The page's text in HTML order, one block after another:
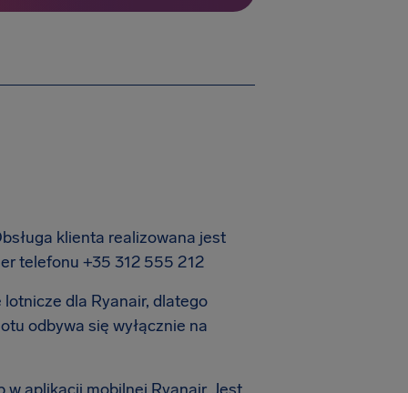
klienta realizowana jest
telefonu +35 312 555 212
dla Ryanair, dlatego
odbywa się wyłącznie na